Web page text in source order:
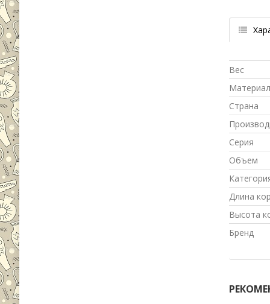
Вес
Материал
Страна
Серия
Объем
Длина
Высота
Бренд